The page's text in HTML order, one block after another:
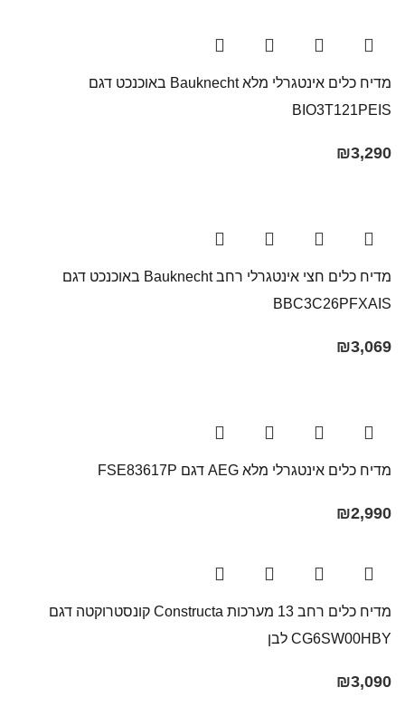
מדיח כלים אינטגרלי מלא Bauknecht באוכנכט דגם
BIO3T121PEIS
₪3,290
מדיח כלים חצי אינטגרלי רחב Bauknecht באוכנכט דגם
BBC3C26PFXAIS
₪3,069
מדיח כלים אינטגרלי מלא AEG דגם FSE83617P
₪2,990
מדיח כלים רחב 13 מערכות Constructa קונסטרוקטה דגם
CG6SW00HBY לבן
₪3,090